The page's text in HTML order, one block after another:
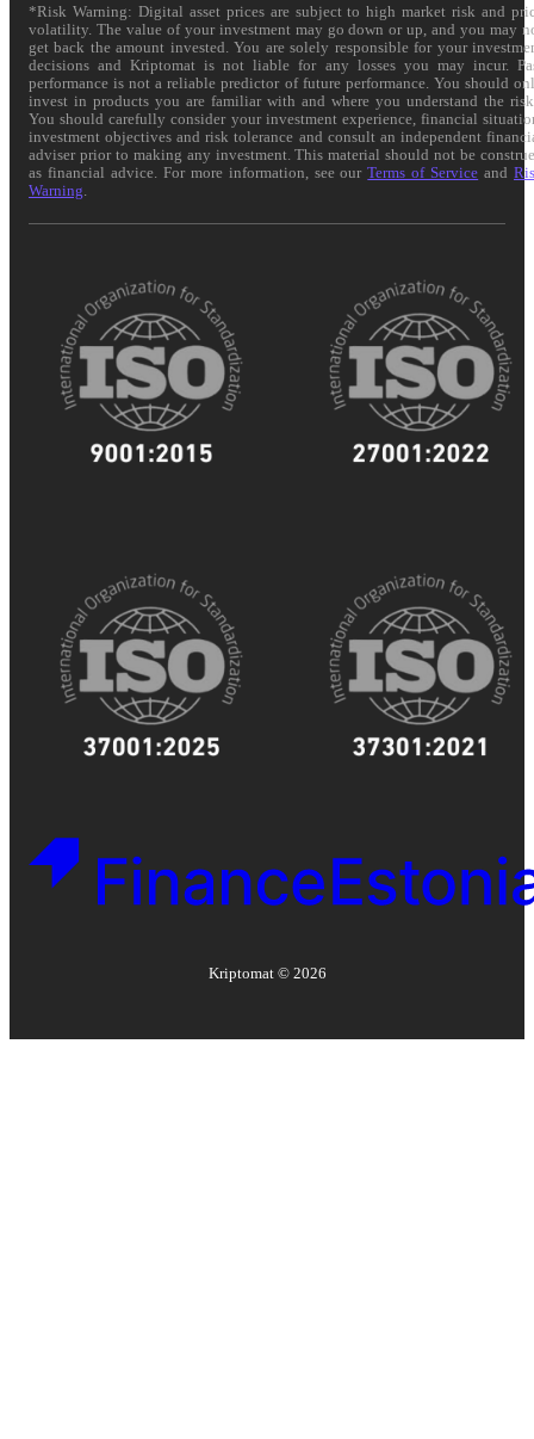
*Risk Warning: Digital asset prices are subject to high market risk and
volatility. The value of your investment may go down or up, and you may
get back the amount invested. You are solely responsible for your
decisions and Kriptomat is not liable for any losses you may incur.
performance is not a reliable predictor of future performance. You should
invest in products you are familiar with and where you understand the
You should carefully consider your investment experience, financial
investment objectives and risk tolerance and consult an independent
adviser prior to making any investment. This material should not be
as financial advice. For more information, see ourTerms of Service and
Warning
Kriptomat © 2026